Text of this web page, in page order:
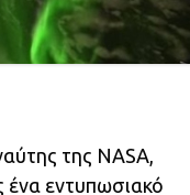
της NASA,
ένα εντυπωσιακό